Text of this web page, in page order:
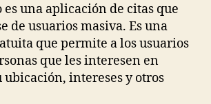
es una aplicación de citas que
de usuarios masiva. Es una
que permite a los usuarios
que les interesen en
ubicación, intereses y otros